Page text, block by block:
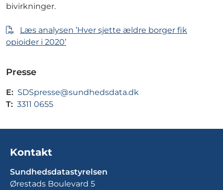
bivirkninger.
Læs analysen ’Hver sjette ældre borger fik
opioider i 2020’
Presse
E: SDSpresse@sundhedsdata.dk
T: 3311 0655
Kontakt
Sundhedsdatastyrelsen
Ørestads Boulevard 5